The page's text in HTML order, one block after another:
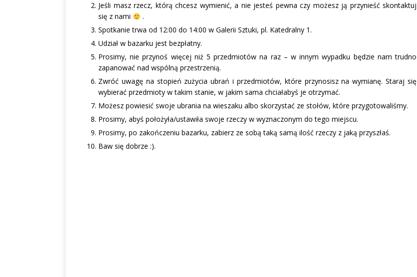
Jeśli masz rzecz, którą chcesz wymienić, a nie jesteś pewna czy możesz ją przynieść skontaktuj
się z nami
.
Spotkanie trwa od 12:00 do 14:00 w Galerii Sztuki, pl. Katedralny 1.
Udział w bazarku jest bezpłatny.
Prosimy, nie przynoś więcej niż 5 przedmiotów na raz – w innym wypadku będzie nam trudno
zapanować nad wspólną przestrzenią.
Zwróć uwagę na stopień zużycia ubrań i przedmiotów, które przynosisz na wymianę. Staraj się
wybierać przedmioty w takim stanie, w jakim sama chciałabyś je otrzymać.
Możesz powiesić swoje ubrania na wieszaku albo skorzystać ze stołów, które przygotowaliśmy.
Prosimy, abyś położyła/ustawiła swoje rzeczy w wyznaczonym do tego miejscu.
Prosimy, po zakończeniu bazarku, zabierz ze sobą taką samą ilość rzeczy z jaką przyszłaś.
Baw się dobrze :).